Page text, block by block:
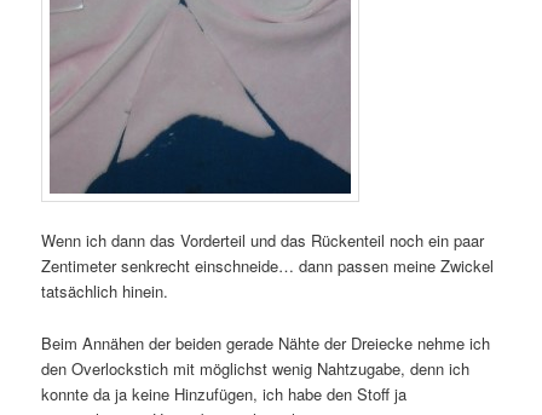
Wenn ich dann das Vorderteil und das Rückenteil noch ein paar
Zentimeter senkrecht einschneide… dann passen meine Zwickel
tatsächlich hinein.
Beim Annähen der beiden gerade Nähte der Dreiecke nehme ich
den Overlockstich mit möglichst wenig Nahtzugabe, denn ich
konnte da ja keine Hinzufügen, ich habe den Stoff ja